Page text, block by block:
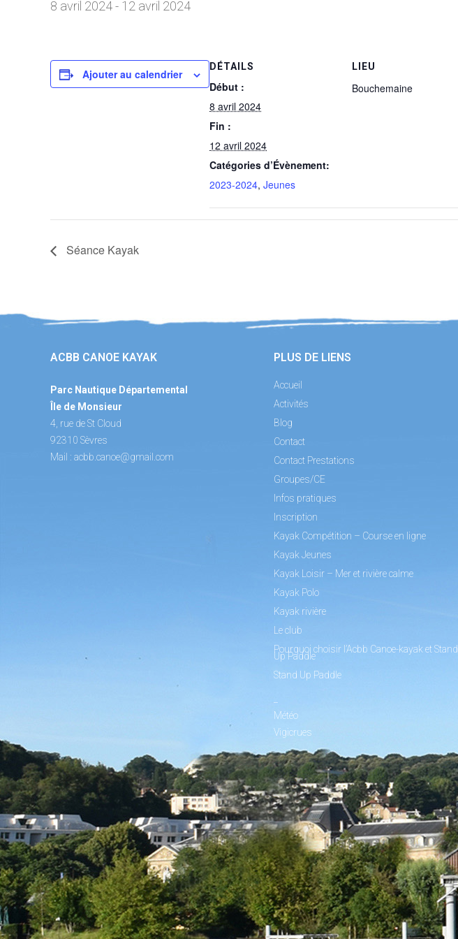
8 avril 2024- 12 avril 2024
Ajouter au calendrier
DÉTAILS
Début :
8 avril 2024
Fin :
12 avril 2024
Catégories d’Évènement:
2023-2024, Jeunes
LIEU
Bouchemaine
Séance Kayak
ACBB CANOE KAYAK
Parc Nautique Départemental
Île de Monsieur
4, rue de St Cloud
92310 Sèvres
Mail : acbb.canoe@gmail.com
PLUS DE LIENS
Accueil
Activités
Blog
Contact
Contact Prestations
Groupes/CE
Infos pratiques
Inscription
Kayak Compétition – Course en ligne
Kayak Jeunes
Kayak Loisir – Mer et rivière calme
Kayak Polo
Kayak rivière
Le club
Pourquoi choisir l’Acbb Canoe-kayak et Stand
Up Paddle
Stand Up Paddle
Météo
Vigicrues